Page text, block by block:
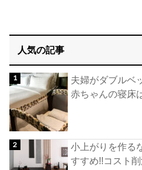
人気の記事
夫婦がダブルベ
赤ちゃんの寝床
小上がりを作る
すすめ!!コスト